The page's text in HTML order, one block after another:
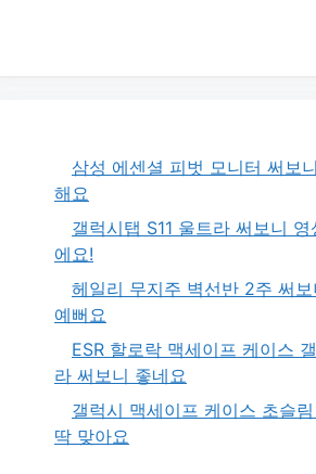
삼성 에센셜 피벗 모니터 써보
해요
갤럭시탭 S11 울트라 써보니
에요!
헤일리 무지주 벽선반 2주 써
예뻐요
ESR 할로락 맥세이프 케이스
라 써보니 좋네요
갤럭시 맥세이프 케이스 초슬
딱 맞아요